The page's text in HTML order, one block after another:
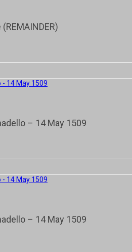
– 14 May 1509
– 14 May 1509